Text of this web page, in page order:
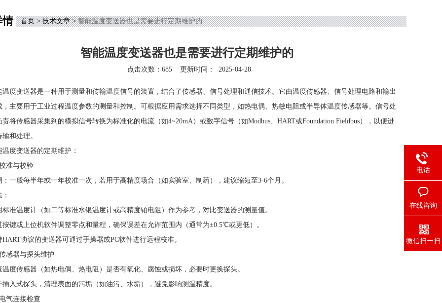
情 首页>技术文章> 智能温度变送器也是需要进行定期维护的
智能温度变送器也是需要进行定期维护的
点击次数：685 更新时间： 2025-04-28
度变送器是一种用于测量和传输温度信号的装置，结合了传感器、信号处理和通信技术。它由温度传感器、信号处理电路和输出
，主要用于工业过程温度参数的测量和控制。可根据应用需求选择不同类型，如热电偶、热敏电阻或半导体温度传感器等。信号处
责将传感器采集到的模拟信号转换为标准化的电流（如4~20mA）或数字信号（如Modbus、HART或Foundation Fieldbus），以便进
和处理。
温度变送器的定期维护：
与校验
般每半年或一年校准一次，若用于高精度场合（如实验室、制药），建议缩短至3-6个月。
温度计（如二等标准水银温度计或高精度铂电阻）作为参考，对比变送器的测量值。
或上位机软件调整零点和量程，确保误差在允许范围内（通常为±0.5℃或更低）。
协议的变送器可通过手操器或PC软件进行远程校准。
器与探头维护
传感器（如热电偶、热电阻）是否有氧化、腐蚀或损坏，必要时更换探头。
式探头，清理表面的污垢（如油污、水垢），避免影响测温精度。
连接检查
电话
在线咨询
微信扫一扫